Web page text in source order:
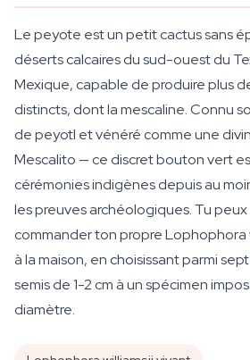
Le peyote est un petit cactus sans
déserts calcaires du sud-ouest du
Mexique, capable de produire plus
distincts, dont la mescaline. Connu
de peyotl et vénéré comme une
Mescalito — ce discret bouton vert
cérémonies indigènes depuis au
les preuves archéologiques. Tu
commander ton propre Lophophora
à la maison, en choisissant parmi
semis de 1-2 cm à un spécimen
diamètre.